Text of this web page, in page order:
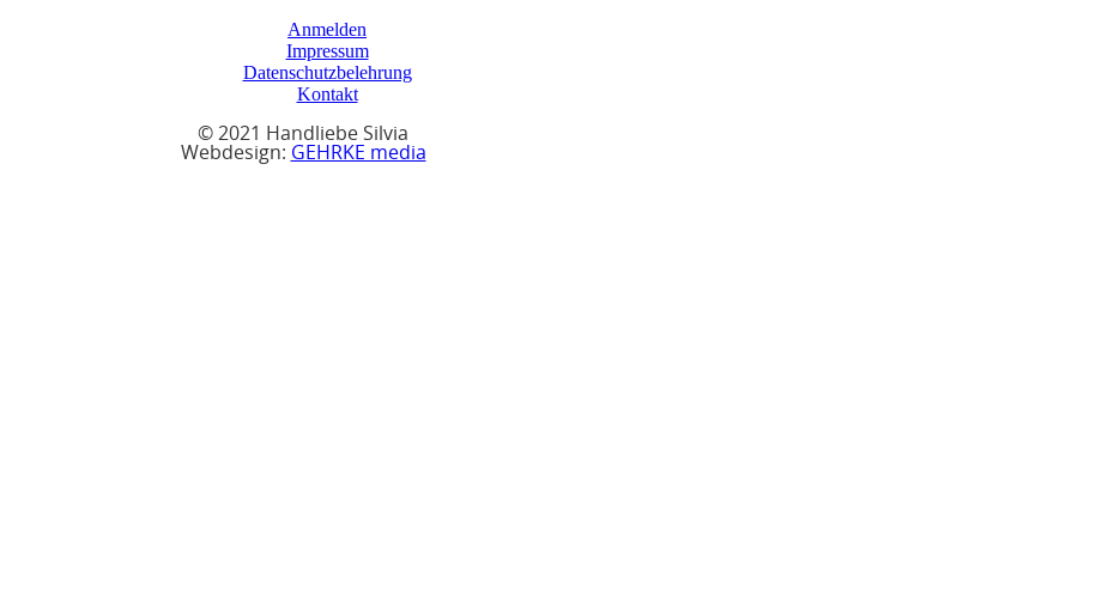
Anmelden
Impressum
Datenschutzbelehrung
Kontakt
© 2021 Handliebe Silvia
Webdesign: GEHRKE media